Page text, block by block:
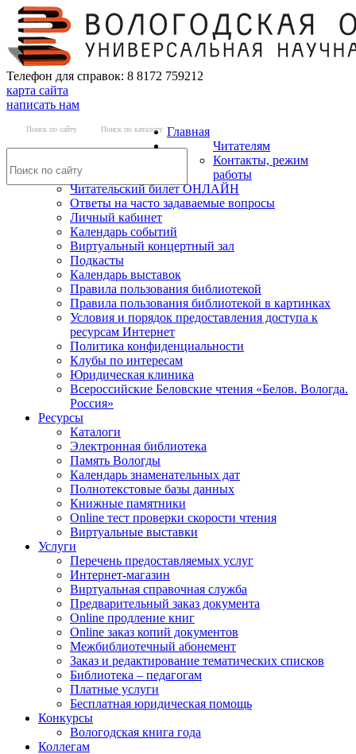
Телефон для справок: 8 8172 759212
карта сайта
написать нам
Поиск по сайту Поиск по каталогу Главная
Читателям
Контакты, режим
работы
Читательский билет ОНЛАЙН
Ответы на часто задаваемые вопросы
Личный кабинет
Календарь событий
Виртуальный концертный зал
Подкасты
Календарь выставок
Правила пользования библиотекой
Правила пользования библиотекой в картинках
Условия и порядок предоставления доступа к
ресурсам Интернет
Политика конфиденциальности
Клубы по интересам
Юридическая клиника
Всероссийские Беловские чтения «Белов. Вологда.
Россия»
Ресурсы
Каталоги
Электронная библиотека
Память Вологды
Календарь знаменательных дат
Полнотекстовые базы данных
Книжные памятники
Online тест проверки скорости чтения
Виртуальные выставки
Услуги
Перечень предоставляемых услуг
Интернет-магазин
Виртуальная справочная служба
Предварительный заказ документа
Online продление книг
Online заказ копий документов
Межбиблиотечный абонемент
Заказ и редактирование тематических списков
Библиотека – педагогам
Платные услуги
Бесплатная юридическая помощь
Конкурсы
Вологодская книга года
Коллегам